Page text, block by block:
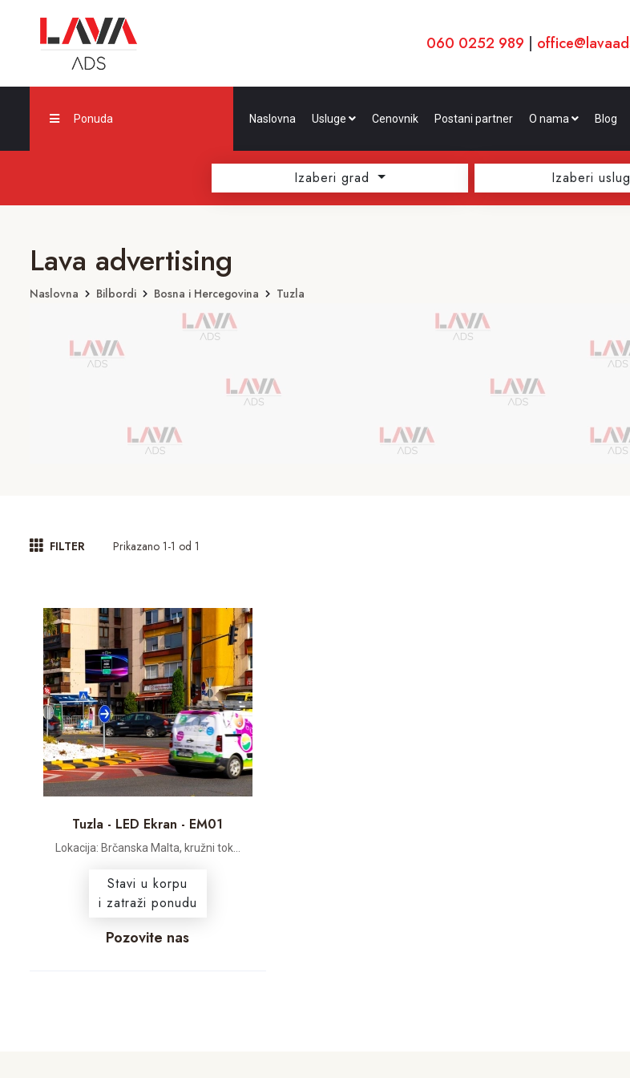
060 0252 989 |
Ponuda Naslovna Usluge Cenovnik Postani partner O nama Blog
Izaberi grad Izaberi
Lava advertising
Naslovna Bilbordi Bosna i Hercegovina Tuzla
FILTER Prikazano 1-1 od 1
Tuzla - LED Ekran - EM01
Lokacija: Brčanska Malta, kružni tok...
Stavi u korpu
i zatraži ponudu
Pozovite nas